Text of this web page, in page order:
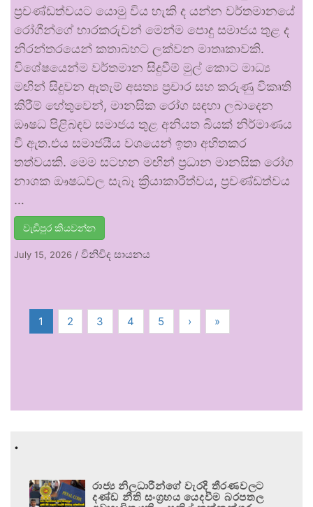
ප්‍රචණ්ඩත්වයට යොමු විය හැකි ද යන්න වර්තමානයේ
රෝගීන්ගේ භාරකරුවන් මෙන්ම පොදු සමාජය තුළ ද
නිරන්තරයෙන් කතාබහට ලක්වන මාතෘකාවකි.
විශේෂයෙන්ම වර්තමාන සිදුවීම් මුල් කොට මාධ්‍ය
මඟින් සිදුවන ඇතැම් අසත්‍ය ප්‍රචාර සහ කරුණු විකෘති
කිරීම් හේතුවෙන්, මානසික රෝග සඳහා ලබාදෙන
ඖෂධ පිළිබඳව සමාජය තුළ අනියත බියක් නිර්මාණය
වී ඇත.එය සමාජයීය වශයෙන් ඉතා අහිතකර
තත්වයකි. මෙම සටහන මඟින් ප්‍රධාන මානසික රෝග
නාශක ඖෂධවල සැබෑ ක්‍රියාකාරීත්වය, ප්‍රචණ්ඩත්වය
…
වැඩිපුර කියවන්න
July 15, 2026 / විනිවිද සායනය
1 2 3 4 5 › »
.
රාජ්‍ය නිලධාරීන්ගේ වැරදි තීරණවලට
දණ්ඩ නීති සංග්‍රහය යෙදවීම බරපතල